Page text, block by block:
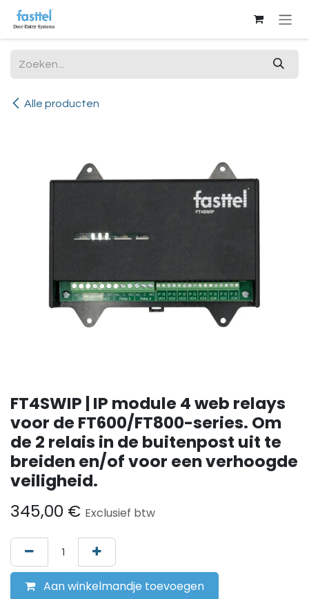
Overslaan naar inhoud
Alle producten
FT4SWIP | IP module 4 web relays
voor de FT600/FT800-series. Om
de 2 relais in de buitenpost uit te
breiden en/of voor een verhoogde
veiligheid.
345,00 € Exclusief btw
Aan winkelmandje toevoegen